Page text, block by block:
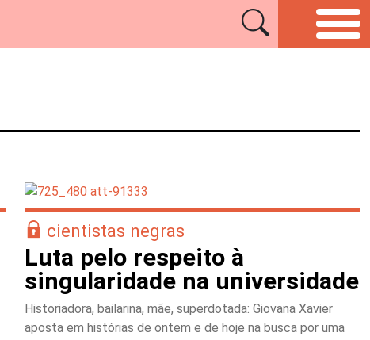
cientistas negras
Luta pelo respeito à
singularidade na universidade
Historiadora, bailarina, mãe, superdotada: Giovana Xavier
aposta em histórias de ontem e de hoje na busca por uma